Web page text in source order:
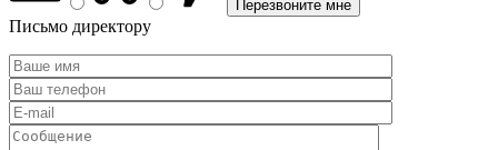
Письмо директору